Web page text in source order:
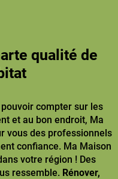
qualité de
compter sur les
et au bon endroit, Ma
vous des professionnels
confiance. Ma Maison
votre région ! Des
ressemble. Rénover,